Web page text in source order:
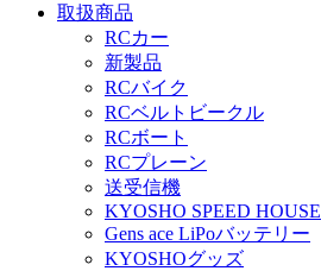
取扱商品
RCカー
新製品
RCバイク
RCベルトビークル
RCボート
RCプレーン
送受信機
KYOSHO SPEED HOUSE
Gens ace LiPoバッテリー
KYOSHOグッズ